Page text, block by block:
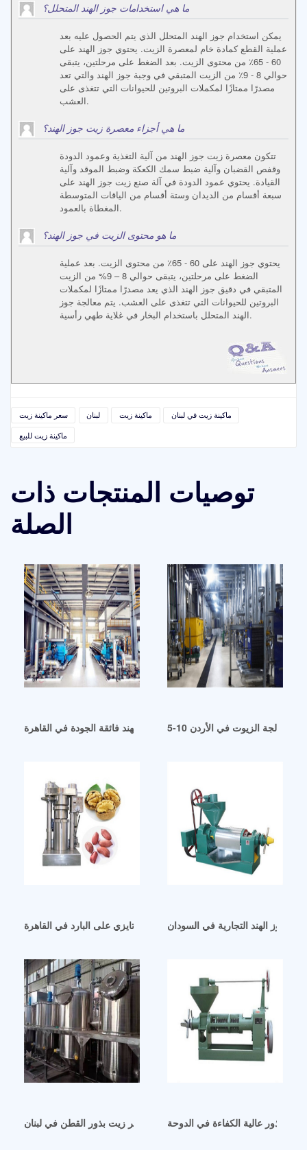
ما هي استخدامات جوز الهند المتحلل؟
يمكن استخدام جوز الهند المتحلل الذي يتم الحصول عليه بعد
عملية القطع كمادة خام لمعصرة الزيت. يحتوي جوز الهند على
60 - 65٪ من محتوى الزيت. بعد الضغط على مرحلتين، يتبقى
حوالي 8 - 9٪ من الزيت المتبقي في وجبة جوز الهند والتي تعد
مصدرًا ممتازًا لمكملات البروتين للحيوانات التي تتغذى على
العشب.
ما هي أجزاء معصرة زيت جوز الهند؟
تتكون معصرة زيت جوز الهند من آلية التغذية وعمود الدودة
وقفص القضبان وآلية ضبط سمك الكعكة وضبط الموقد وآلية
القيادة. يحتوي عمود الدودة في آلة صنع زيت جوز الهند على
سبعة أقسام من الديدان وستة أقسام من الياقات المتوسطة
المغطاة بالعمود.
ما هو محتوى الزيت في جوز الهند؟
يحتوي جوز الهند على 60 - 65٪ من محتوى الزيت. بعد عملية
الضغط على مرحلتين، يتبقى حوالي 8 – 9% من الزيت
المتبقي في دقيق جوز الهند الذي يعد مصدرًا ممتازًا لمكملات
البروتين للحيوانات التي تتغذى على العشب. يتم معالجة جوز
الهند المتحلل باستخدام البخار في غلاية طهي رأسية.
سعر ماكينة زيت لبنان ماكينة زيت
ماكينة زيت في لبنان
ماكينة زيت للبيع
توصيات المنتجات ذات
الصلة
سعر ماكينة عصر زيت جوز الهند فائقة الجودة في القاهرة
ماكينة معالجة الزيوت في الأردن
ماكينة ضغط الزيت الهيدروليكية تايزي على البارد في القاهرة
جوز الهند التجارية في السودان
أفضل آلات تكرير زيت بذور القطن في لبنانالبذور عالية الكفاءة في الدوحة